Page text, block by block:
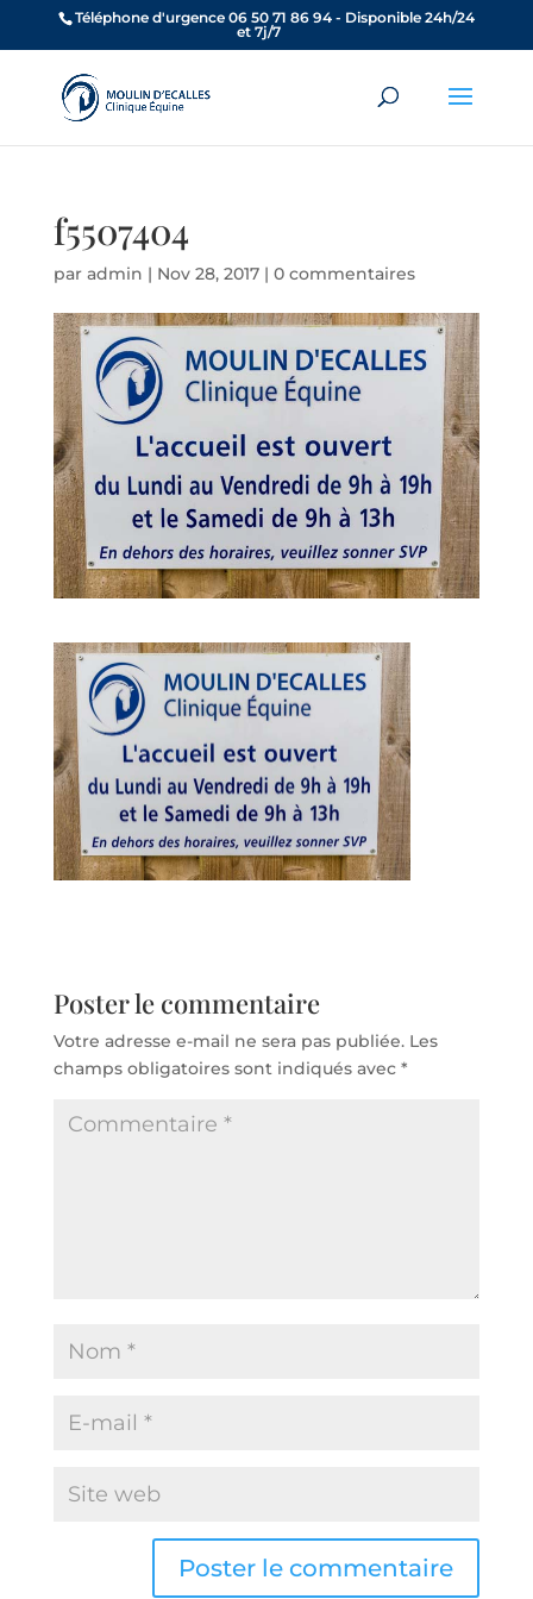
Téléphone d'urgence 06 50 71 86 94 - Disponible 24h/24
et 7j/7
f5507404
par admin | Nov 28, 2017| 0 commentaires
Poster le commentaire
Votre adresse e-mail ne sera pas publiée. Les
champs obligatoires sont indiqués avec *